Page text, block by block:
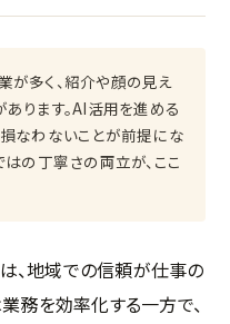
多く、紹介や顔の見え
ります。AI活用を進める
なわないことが前提にな
はの丁寧さの両立が、ここ
、地域での信頼が仕事の
務を効率化する一方で、